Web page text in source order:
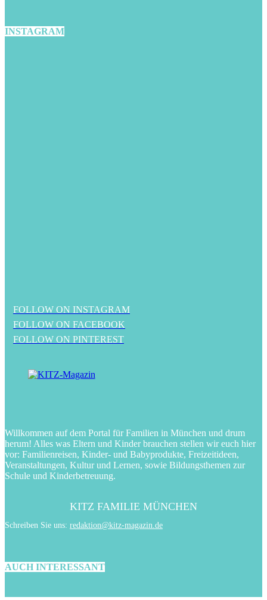
INSTAGRAM
FOLLOW ON INSTAGRAM
FOLLOW ON FACEBOOK
FOLLOW ON PINTEREST
Willkommen auf dem Portal für Familien in München und drum
herum! Alles was Eltern und Kinder brauchen stellen wir euch hier
vor: Familienreisen, Kinder- und Babyprodukte, Freizeitideen,
Veranstaltungen, Kultur und Lernen, sowie Bildungsthemen zur
Schule und Kinderbetreuung.
KITZ FAMILIE MÜNCHEN
Schreiben Sie uns: redaktion@kitz-magazin.de
AUCH INTERESSANT